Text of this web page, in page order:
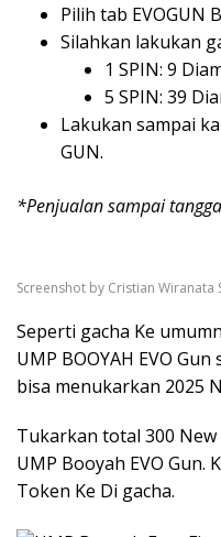
Pilih tab EVOGUN
Silahkan lakukan
1 SPIN: 9
5 SPIN: 39
Lakukan sampai
GUN.
*Penjualan sampai
Screenshot by Cristian Wiranata
Seperti gacha Ke
UMP BOOYAH EVO
bisa menukarkan 2025
Tukarkan total 300
UMP Booyah EVO Gun.
Token Ke Di gacha.